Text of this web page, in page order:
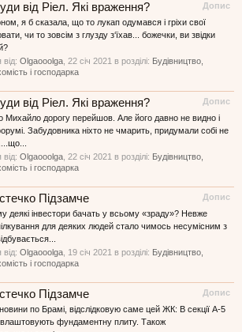
Допис
від Ріел. Які враження?
я б сказала, що то лукап одумався і гріхи свої
чи то зовсім з глузду з‘їхав... божечки, ви звідки
Olgaooolga 22 січ 2021 в розділі: Будівництво,
і господарка
Допис
від Ріел. Які враження?
Михайло дорогу перейшов. Але його давно не видно і
Забудовника ніхто не чмарить, придумали собі не
Olgaooolga 22 січ 2021 в розділі: Будівництво,
і господарка
Допис
Підзамче
деякі інвестори бачать у всьому «зраду»? Невже
для деяких людей стало чимось несумісним з
Olgaooolga 19 січ 2021 в розділі: Будівництво,
і господарка
Допис
Підзамче
по Брамі, відслідковую саме цей ЖК: В секції А-5
влаштовують фундаментну плиту. Також